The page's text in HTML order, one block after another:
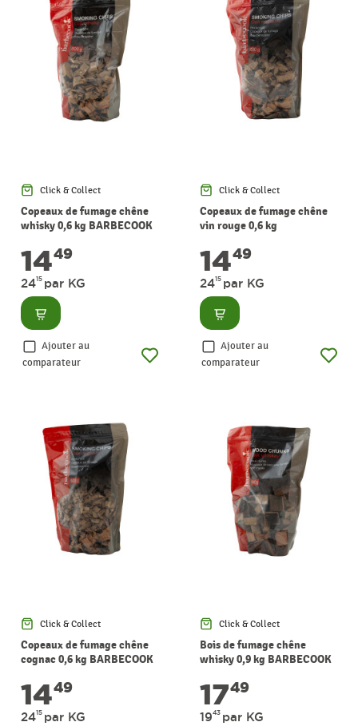
Click & Collect
Copeaux de fumage chêne
whisky 0,6 kg BARBECOOK
1449
2415 par KG
Consulter
Ajouter au
comparateur
Click & Collect
Copeaux de fumage chêne
vin rouge 0,6 kg
1449
2415 par KG
Consulter
Ajouter au
comparateur
Click & Collect
Copeaux de fumage chêne
cognac 0,6 kg BARBECOOK
1449
2415 par KG
Click & Collect
Bois de fumage chêne
whisky 0,9 kg BARBECOOK
1749
1943 par KG